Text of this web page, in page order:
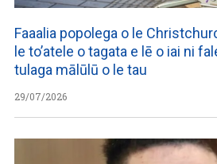
Faaalia popolega o le
le to’atele o tagata e lē o iai ni
tulaga mālūlū o le tau
29/07/2026